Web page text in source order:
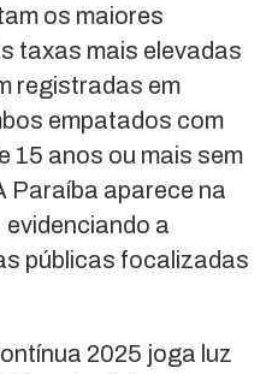
os maiores
taxas mais elevadas
registradas em
empatados com
15 anos ou mais sem
Paraíba aparece na
a
públicas focalizadas
2025 joga luz